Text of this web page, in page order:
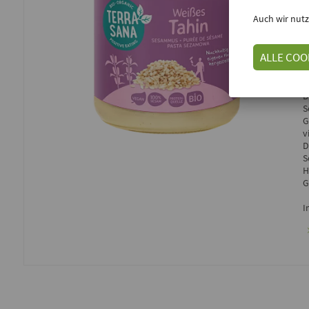
Auch wir
ALLE